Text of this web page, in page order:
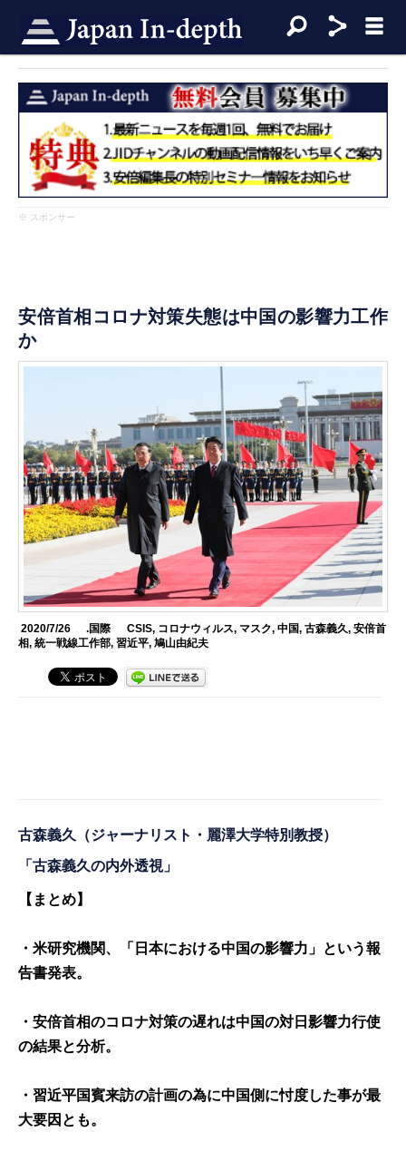
※ スポンサー
安倍首相コロナ対策失態は中国の影響力工作
か
2020/7/26 .国際 CSIS, コロナウィルス, マスク, 中国, 古森義久, 安倍首
相,統一戦線工作部,習近平,鳩山由紀夫
古森義久 （ジャーナリスト・麗澤大学特別教授）
「古森義久の内外透視」
【まとめ】
・米研究機関、「日本における中国の影響力」という報
告書発表。
・安倍首相のコロナ対策の遅れは中国の対日影響力行使
の結果と分析。
・習近平国賓来訪の計画の為に中国側に忖度した事が最
大要因とも。